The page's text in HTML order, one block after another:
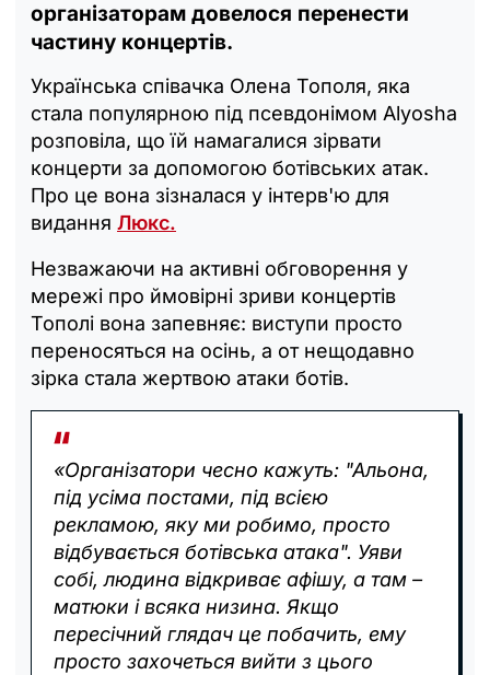
організаторам довелося перенести
частину концертів.
Українська співачка Олена Тополя, яка
стала популярною під псевдонімом Alyosha
розповіла, що їй намагалися зірвати
концерти за допомогою ботівських атак.
Про це вона зізналася у інтерв'ю для
видання Люкс.
Незважаючи на активні обговорення у
мережі про ймовірні зриви концертів
Тополі вона запевняє: виступи просто
переносяться на осінь, а от нещодавно
зірка стала жертвою атаки ботів.
«Організатори чесно кажуть: "Альона,
під усіма постами, під всією
рекламою, яку ми робимо, просто
відбувається ботівська атака". Уяви
собі, людина відкриває афішу, а там –
матюки і всяка низина. Якщо
пересічний глядач це побачить, ему
просто захочеться вийти з цього